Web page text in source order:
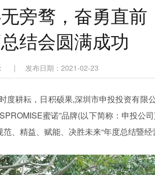
旁骛，奋勇直
结会圆满成功
| 发布日期：2021-02-23
时度耕耘，日积硕果,深圳市申投投资有限
蜜诺”品牌(以下简称：申投公司
范、精益、赋能、决胜未来“年度总结暨经